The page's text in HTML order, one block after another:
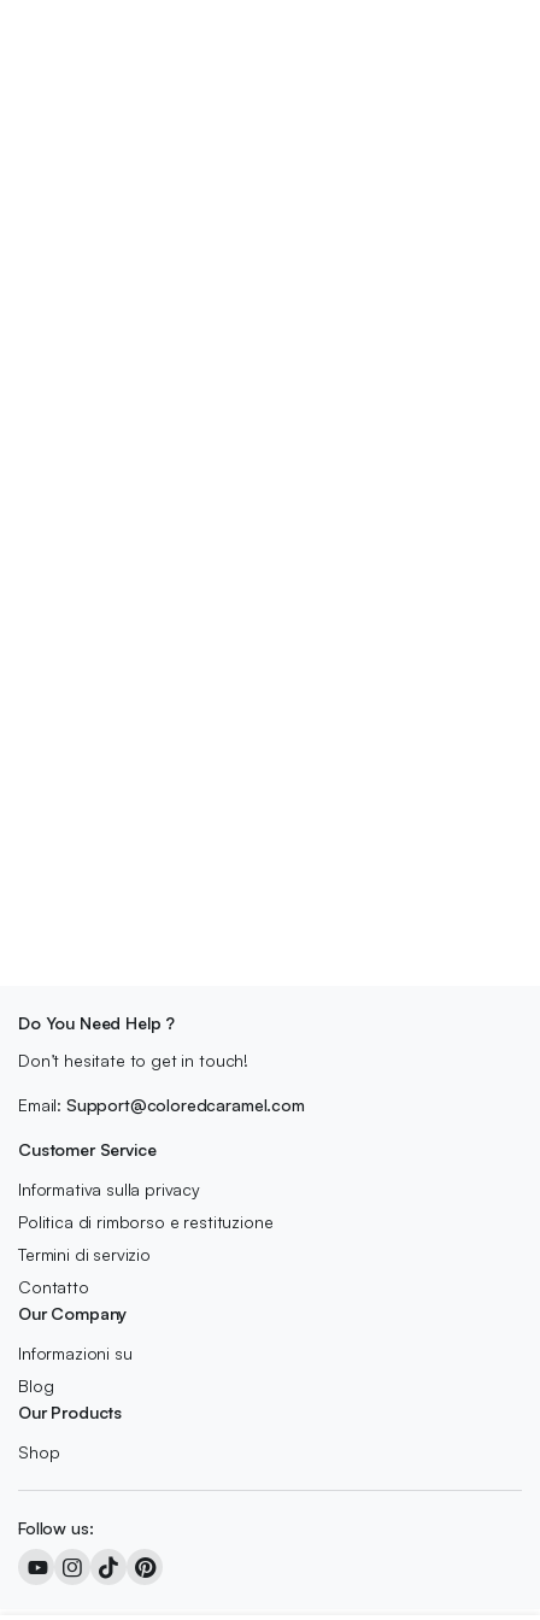
Do You Need Help ?
Don’t hesitate to get in touch!
Email: Support@coloredcaramel.com
Customer Service
Informativa sulla privacy
Politica di rimborso e restituzione
Termini di servizio
Contatto
Our Company
Informazioni su
Blog
Our Products
Shop
Follow us: